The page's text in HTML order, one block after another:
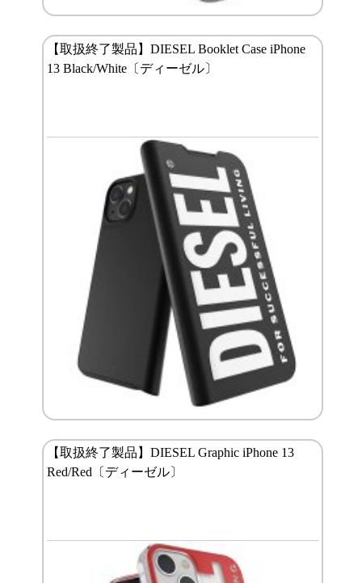
【取扱終了製品】DIESEL Booklet Case iPhone
13 Black/White〔ディーゼル〕
【取扱終了製品】DIESEL Graphic iPhone 13
Red/Red〔ディーゼル〕